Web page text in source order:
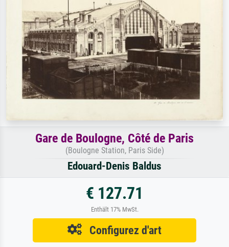
Gare de Boulogne, Côté de Paris
(Boulogne Station, Paris Side)
Edouard-Denis Baldus
€ 127.71
Enthält 17% MwSt.
Configurez d'art